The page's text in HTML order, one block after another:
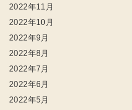
2022年11月
2022年10月
2022年9月
2022年8月
2022年7月
2022年6月
2022年5月